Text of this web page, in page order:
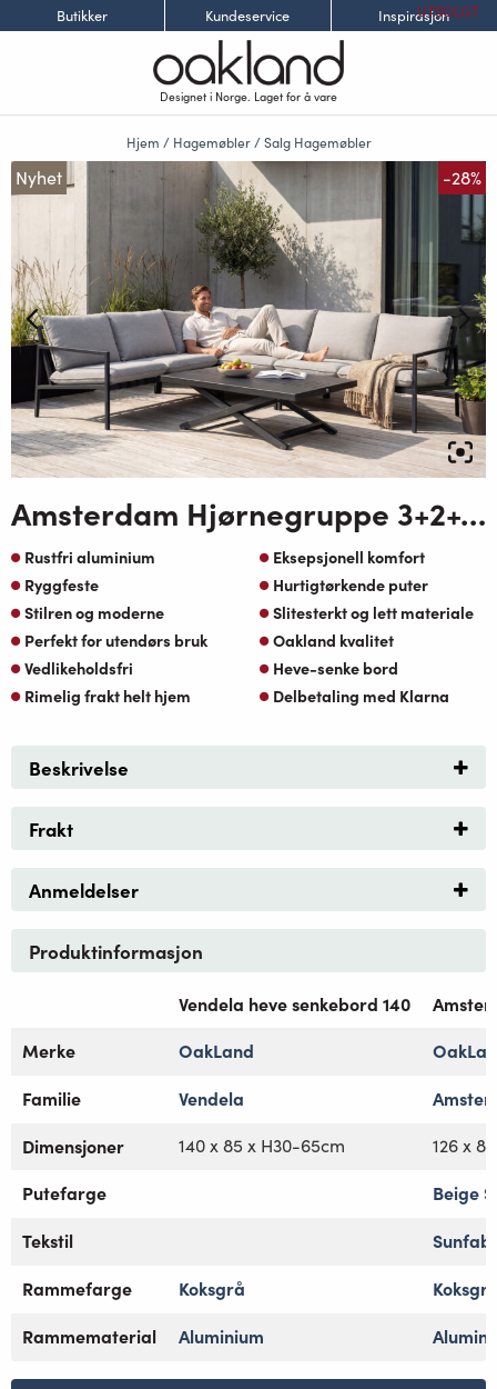
Butikker Kundeservice Inspirasjon
Designet i Norge. Laget for å vare
Hjem / Hagemøbler/Salg Hagemøbler
Nyhet -28%
Amsterdam Hjørnegruppe 3+2+Vendela heve senkebord 140 Koks Alu med beige sunfab puter
Rustfri aluminium
Eksepsjonell komfort
Ryggfeste
Hurtigtørkende puter
Stilren og moderne
Slitesterkt og lett materiale
Perfekt for utendørs bruk
Oakland kvalitet
Vedlikeholdsfri
Heve-senke bord
Rimelig frakt helt hjem
Delbetaling med Klarna
UTSOLGT
Beskrivelse
Frakt
Anmeldelser
Produktinformasjon
Vendela heve senkebord 140
Merke
OakLand
Familie
Vendela
Dimensjoner
140 x 85 x H30-65cm 126 x
Putefarge
Beige
Tekstil
Sunfab
Rammefarge
Koksgrå
Rammematerial
Aluminium